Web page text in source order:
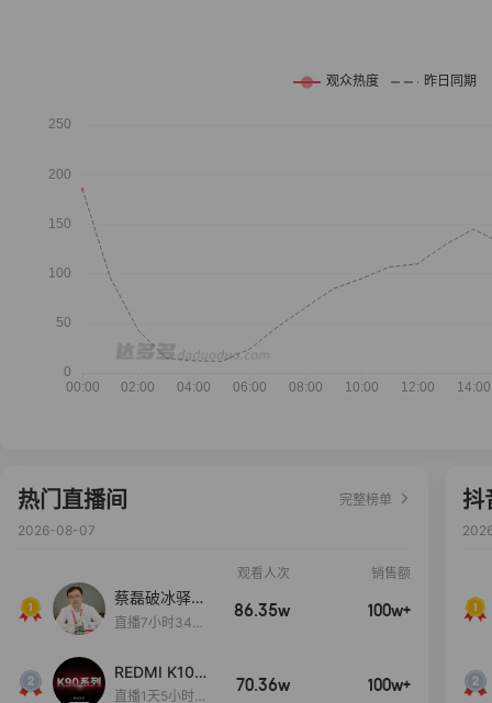
热门直播间
完整榜单
2026-08-07
观看人次 销售额
蔡磊破冰驿站
直播间好物分
直播7小时34分
86.35w 100w+
REDMI K100
Pro系列新品
直播1天5小时5
70.36w 100w+
抖